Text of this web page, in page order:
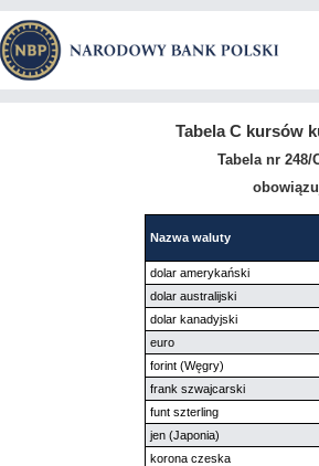
Tabela C kursów
Tabela nr 248/
Nazwa waluty
dolar amerykański
dolar australijski
dolar kanadyjski
euro
forint (Węgry)
frank szwajcarski
funt szterling
jen (Japonia)
korona czeska